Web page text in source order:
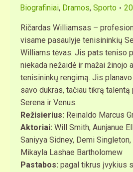
Biografiniai, Dramos, Sporto
Ričardas Williamsas –
visame pasaulyje tenisininkių
Williams tėvas. Jis pats teniso
niekada nežaidė ir mažai žinojo
tenisininkų rengimą. Jis
savo dukras, tačiau tikrą
Serena ir Venus.
Režisierius: Reinaldo Marcus
Aktoriai: Will Smith, Aunjanue
Saniyya Sidney, Demi Singleton,
Mikayla Lashae Bartholomew​
Pastabos: pagal tikrus įvykius